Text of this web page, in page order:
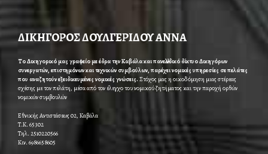
ΔΙΚΗΓΟΡΟΣ ΔΟΥΛΓΕΡΙΔΟΥ ΑΝΝΑ
Το Δικηγορικό μας γραφείο με έδρα την Καβάλα και πανελλαδικό δίκτυο Δικηγόρων
συνεργατών, επιστημόνων και τεχνικών συμβούλων, παρέχει νομικές υπηρεσίες σε πελάτες
που αναζητούν εξειδικευμένες νομικές γνώσεις. Στόχος μας η οικοδόμηση μιας στέρεας
σχέσης με τον πελάτη, μέσα από τον έλεγχο του νομικού ζητήματος και την παροχή ορθών
νομικών συμβουλών
Εθνικής Αντιστάσεως 02, Καβάλα
Τ.Κ. 65302
Τηλ. 2510220566
Κιν. 6986658605